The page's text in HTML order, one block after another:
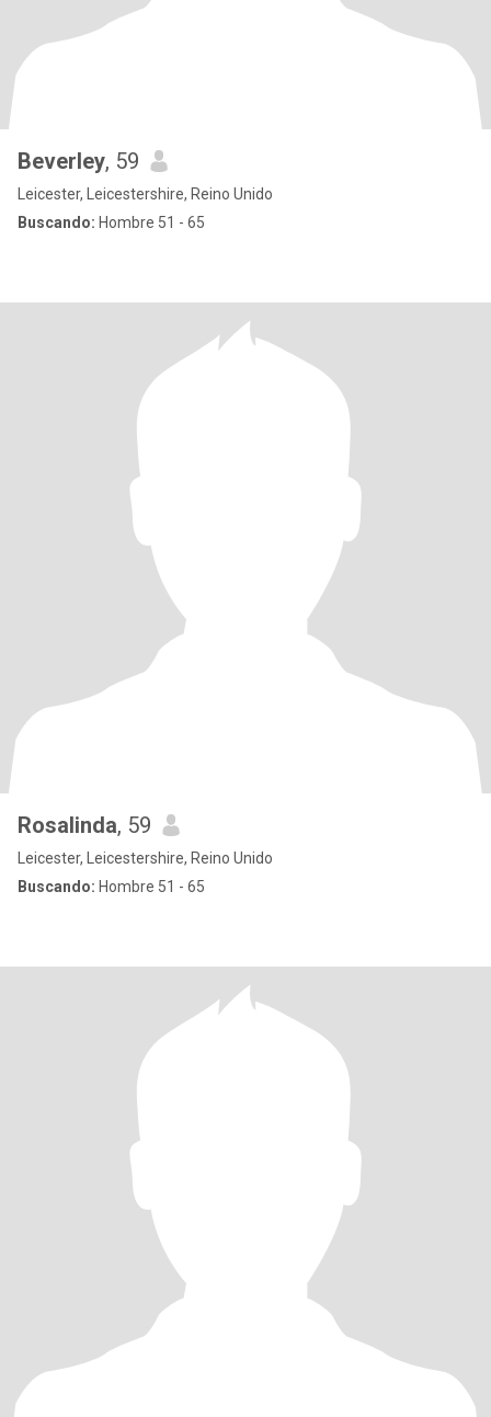
Beverley, 59
Leicester, Leicestershire, Reino Unido
Buscando: Hombre 51 - 65
Rosalinda, 59
Leicester, Leicestershire, Reino Unido
Buscando: Hombre 51 - 65